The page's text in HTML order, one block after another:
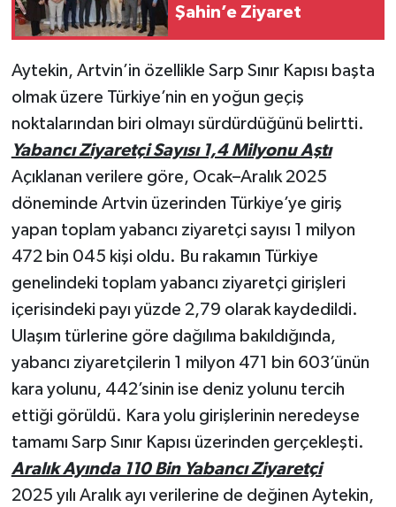
Şahin’e Ziyaret
Aytekin, Artvin’in özellikle Sarp Sınır Kapısı başta
olmak üzere Türkiye’nin en yoğun geçiş
noktalarından biri olmayı sürdürdüğünü belirtti.
Yabancı Ziyaretçi Sayısı 1,4 Milyonu Aştı
Açıklanan verilere göre, Ocak–Aralık 2025
döneminde Artvin üzerinden Türkiye’ye giriş
yapan toplam yabancı ziyaretçi sayısı 1 milyon
472 bin 045 kişi oldu. Bu rakamın Türkiye
genelindeki toplam yabancı ziyaretçi girişleri
içerisindeki payı yüzde 2,79 olarak kaydedildi.
Ulaşım türlerine göre dağılıma bakıldığında,
yabancı ziyaretçilerin 1 milyon 471 bin 603’ünün
kara yolunu, 442’sinin ise deniz yolunu tercih
ettiği görüldü. Kara yolu girişlerinin neredeyse
tamamı Sarp Sınır Kapısı üzerinden gerçekleşti.
Aralık Ayında 110 Bin Yabancı Ziyaretçi
2025 yılı Aralık ayı verilerine de değinen Aytekin,